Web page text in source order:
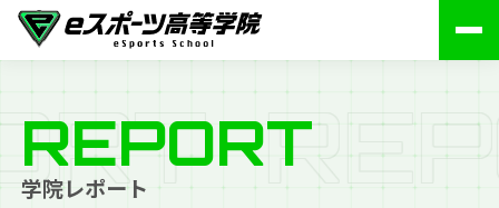
RT RE P
REPORT
学院レポート